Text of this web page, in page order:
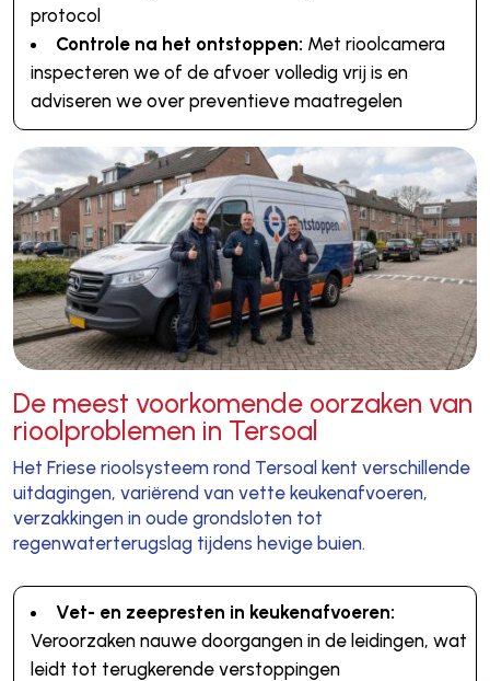
protocol
Controle na het ontstoppen: Met rioolcamera
inspecteren we of de afvoer volledig vrij is en
adviseren we over preventieve maatregelen
De meest voorkomende oorzaken van
rioolproblemen in Tersoal
Het Friese rioolsysteem rond Tersoal kent verschillende
uitdagingen, variërend van vette keukenafvoeren,
verzakkingen in oude grondsloten tot
regenwaterterugslag tijdens hevige buien.
Vet- en zeepresten in keukenafvoeren:
Veroorzaken nauwe doorgangen in de leidingen, wat
leidt tot terugkerende verstoppingen